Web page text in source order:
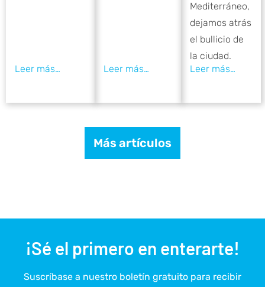
Mediterráneo,
dejamos atrás
el bullicio de
la ciudad.
Más artículos
¡Sé el primero en enterarte!
Suscríbase a nuestro boletín gratuito para recibir